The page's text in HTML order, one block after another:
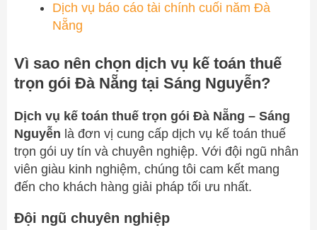
Dịch vụ báo cáo tài chính cuối năm Đà
Nẵng
Vì sao nên chọn dịch vụ kế toán thuế
trọn gói Đà Nẵng tại Sáng Nguyễn?
Dịch vụ kế toán thuế trọn gói Đà Nẵng – Sáng
Nguyễn là đơn vị cung cấp dịch vụ kế toán thuế
trọn gói uy tín và chuyên nghiệp. Với đội ngũ nhân
viên giàu kinh nghiệm, chúng tôi cam kết mang
đến cho khách hàng giải pháp tối ưu nhất.
Đội ngũ chuyên nghiệp